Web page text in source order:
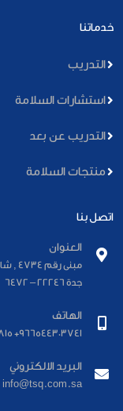
خدماتنا
التدريب
استشارات السلامة
التدريب عن بعد
منتجات السلامة
اتصل بنا
العنوان
جدة 22246 – 6472
الهاتف
966544303741+ 966549102815+ 966126012020+
البريد الالكتروني
info@tsq.com.sa